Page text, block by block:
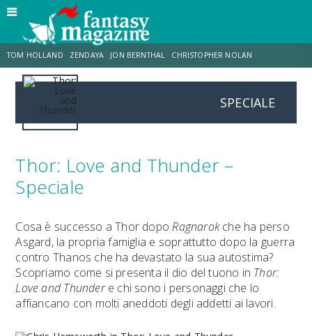
TOM HOLLAND ZENDAYA JON BERNTHAL CHRISTOPHER NOLAN
LUCCA COMICS & GAMES JACOB BATALON
SPECIALE
Thor: Love and Thunder –
Speciale
Cosa è successo a Thor dopoRagnarokche ha perso
Asgard, la propria famiglia e soprattutto dopo la guerra
contro Thanos che ha devastato la sua autostima?
Scopriamo come si presenta il dio del tuono in Thor:
Love and Thundere chi sono i personaggi che lo
affiancano con molti aneddoti degli addetti ai lavori.